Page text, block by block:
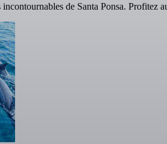
de Santa Ponsa. Profitez